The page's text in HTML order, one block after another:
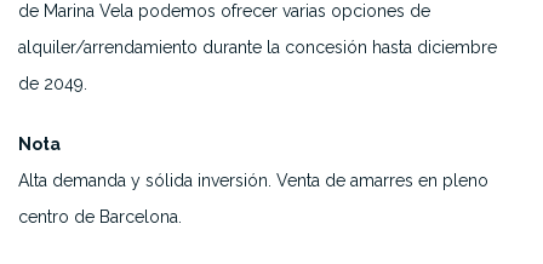
de Marina Vela podemos ofrecer varias opciones de
alquiler/arrendamiento durante la concesión hasta diciembre
de 2049.
Nota
Alta demanda y sólida inversión. Venta de amarres en pleno
centro de Barcelona.